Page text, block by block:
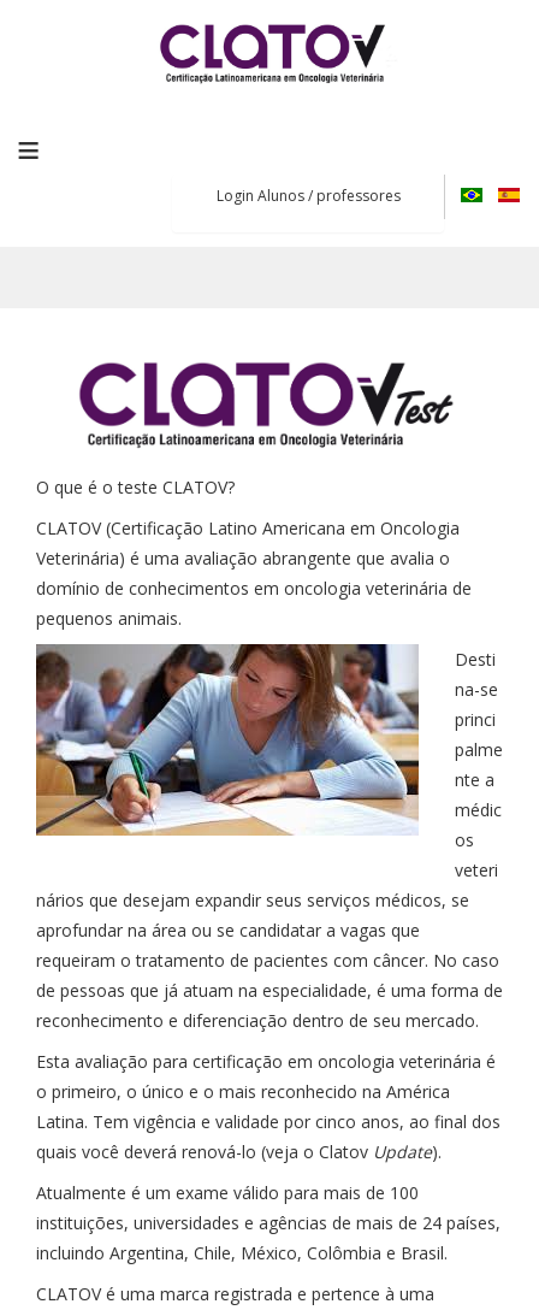
≡
Login Alunos / professores
O que é o teste CLATOV?
CLATOV (Certificação Latino Americana em Oncologia
Veterinária) é uma avaliação abrangente que avalia o
domínio de conhecimentos em oncologia veterinária de
pequenos animais.
Desti
na-se
princi
palme
nte a
médic
os
veteri
nários que desejam expandir seus serviços médicos, se
aprofundar na área ou se candidatar a vagas que
requeiram o tratamento de pacientes com câncer. No caso
de pessoas que já atuam na especialidade, é uma forma de
reconhecimento e diferenciação dentro de seu mercado.
Esta avaliação para certificação em oncologia veterinária é
o primeiro, o único e o mais reconhecido na América
Latina. Tem vigência e validade por cinco anos, ao final dos
quais você deverá renová-lo (veja o Clatov Update).
Atualmente é um exame válido para mais de 100
instituições, universidades e agências de mais de 24 países,
incluindo Argentina, Chile, México, Colômbia e Brasil.
CLATOV é uma marca registrada e pertence à uma